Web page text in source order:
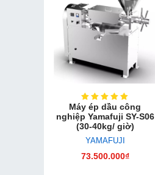
Máy ép dầu công
nghiệp Yamafuji SY-S06
(30-40kg/ giờ)
YAMAFUJI
73.500.000₫